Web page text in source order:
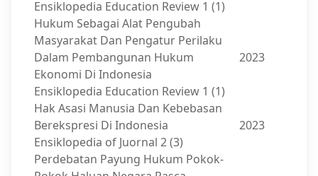
Ensiklopedia Education Review 1 (1)
Hukum Sebagai Alat Pengubah
Masyarakat Dan Pengatur Perilaku
Dalam Pembangunan Hukum
Ekonomi Di Indonesia
Ensiklopedia Education Review 1 (1)
2023
Hak Asasi Manusia Dan Kebebasan
Berekspresi Di Indonesia
Ensiklopedia of Juornal 2 (3)
2023
Perdebatan Payung Hukum Pokok-